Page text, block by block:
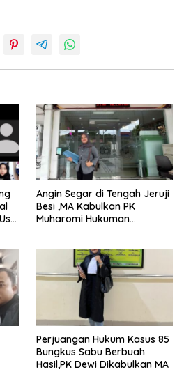
Angin Segar di Tengah Jeruji
Besi ,MA Kabulkan PK
Muharomi Hukuman
Perjuangan Hukum Kasus 85
Bungkus Sabu Berbuah
Hasil,PK Dewi Dikabulkan MA